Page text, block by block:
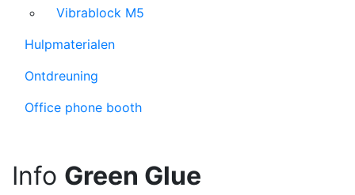
Vibrablock M5
Hulpmaterialen
Ontdreuning
Office phone booth
Info Green Glue